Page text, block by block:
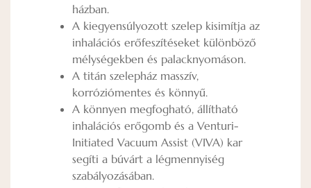
házban.
A kiegyensúlyozott szelep kisimítja az
inhalációs erőfeszítéseket különböző
mélységekben és palacknyomáson.
A titán szelepház masszív,
korróziómentes és könnyű.
A könnyen megfogható, állítható
inhalációs erőgomb és a Venturi-
Initiated Vacuum Assist (VIVA) kar
segíti a búvárt a légmennyiség
szabályozásában.